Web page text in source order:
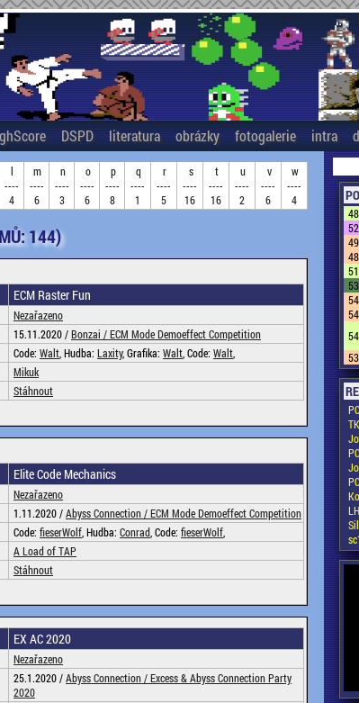
DSPD literatura obrázky fotogalerie intra
l
----
4
m
----
6
n
----
3
o
----
6
p
----
8
q
----
1
r
----
5
s
----
16
t
----
16
u
----
2
v
----
6
w
----
4
144)
ECM Raster Fun
Nezařazeno
15.11.2020 /Bonzai /ECM Mode Demoeffect Competition
Code: Walt , Hudba: Laxity, Grafika: Walt , Code: Walt
Mikuk
Stáhnout
Elite Code Mechanics
Nezařazeno
1.11.2020 /Abyss Connection /ECM Mode Demoeffect Competition
Code: fieserWolf , Hudba: Conrad , Code: fieserWolf
A Load of TAP
Stáhnout
EX AC 2020
Nezařazeno
25.1.2020 /Abyss Connection /Excess & Abyss Connection Party
2020
TK